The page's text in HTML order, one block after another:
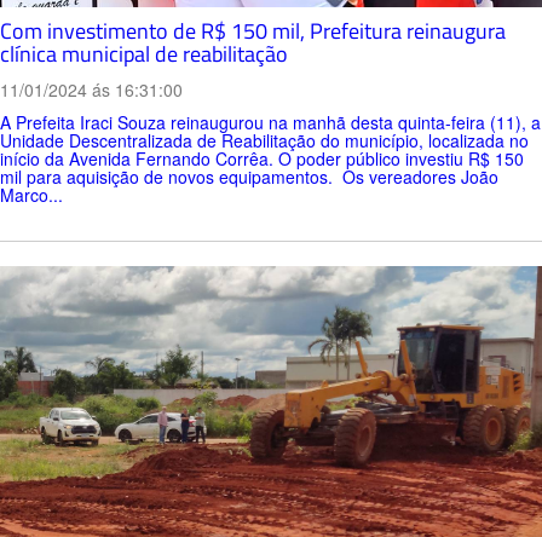
Com investimento de R$ 150 mil, Prefeitura reinaugura
clínica municipal de reabilitação
11/01/2024 ás 16:31:00
A Prefeita Iraci Souza reinaugurou na manhã desta quinta-feira (11), a
Unidade Descentralizada de Reabilitação do município, localizada no
início da Avenida Fernando Corrêa. O poder público investiu R$ 150
mil para aquisição de novos equipamentos. Os vereadores João
Marco...